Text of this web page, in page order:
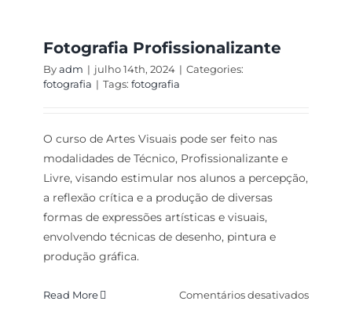
Fotografia Profissionalizante
Byadm | julho 14th, 2024 | Categories:
fotografia | Tags: fotografia
O curso de Artes Visuais pode ser feito nas
modalidades de Técnico, Profissionalizante e
Livre, visando estimular nos alunos a percepção,
a reflexão crítica e a produção de diversas
formas de expressões artísticas e visuais,
envolvendo técnicas de desenho, pintura e
produção gráfica.
Read More Comentários desativadosem